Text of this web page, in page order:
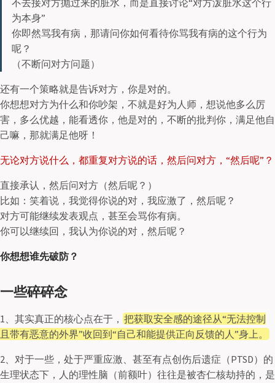
不去接对方抛过来的脏水，而是直接讨论“对方泼脏水这个行
为本身”
你即然骂我有病，那请问你如何看待你骂我有病的这个行为
呢？
（不断问对方问题）
还有一个策略就是告诉对方，你是对的。
你想想对方为什么和你吵架，不就是好为人师，想说他多么厉
害，多么优越，能看透你，他是对的，不断的批判你，满足他自
己嘛，那就满足他呀！
无论对方说什么，都重复对方说的话，然后问对方，“然后呢”？
直接承认，然后问对方（然后呢？）
比如：笑着说，我觉得你说的对，我应激了，然后呢？
对方可能继续发表观点，甚至会骂你有病。
你可以继续回，我认为你说的对，然后呢？
你想想谁先破防？
一些碎碎念
1、其实真正的核心点在于， 把获取安全感的途径从“无法控制
且带有恶意的外界”收回到“自己和能提供正向反馈的人”身上。
2、对于一些，处于严重应激、甚至有点创伤后遗症（PTSD）的
生理状态下，人的理性脑（前额叶）往往是被杏仁核劫持的，是